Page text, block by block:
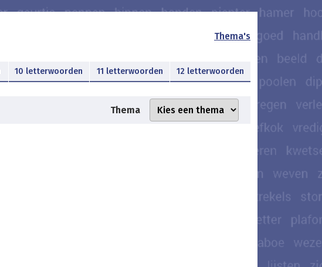
Thema's
10 letterwoorden 11 letterwoorden 12 letterwoorden
Thema